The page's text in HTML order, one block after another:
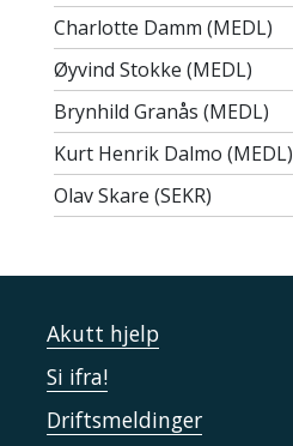
Charlotte Damm (MEDL)
Øyvind Stokke (MEDL)
Brynhild Granås (MEDL)
Kurt Henrik Dalmo (MEDL)
Olav Skare (SEKR)
Akutt hjelp
Si ifra!
Driftsmeldinger